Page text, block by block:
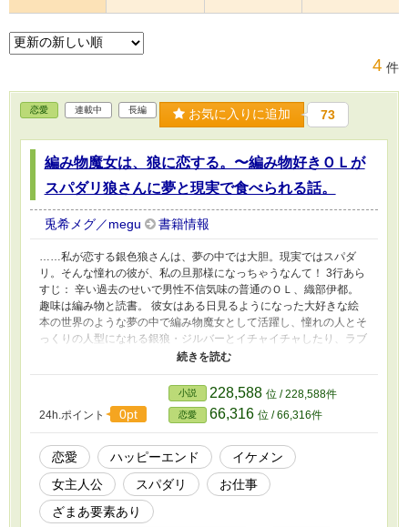
4 件
恋愛 連載中 長編 お気に入りに追加 73
編み物魔女は、狼に恋する。〜編み物好きＯＬが
スパダリ狼さんに夢と現実で食べられる話。
兎希メグ／megu 書籍情報
……私が恋する銀色狼さんは、夢の中では大胆。現実ではスパダ
リ。そんな憧れの彼が、私の旦那様になっちゃうなんて！ 3行あら
すじ： 辛い過去のせいで男性不信気味の普通のＯＬ、織部伊都。
趣味は編み物と読書。 彼女はある日見るようになった大好きな絵
本の世界のような夢の中で編み物魔女として活躍し、憧れの人とそ
っくりの人型になれる銀狼・ジルバーとイチャイチャしたり、ラブ
ラブする。可愛い子狼との触れ合いも。 現実はブラック企業ＯＬ
の編み物が認められブランド化したり……ついには憧れの人のお嫁
さんになるのであった。ざまあもあるよ。 詳細： ブラック企業で
日々精神をすり減らす普通のＯＬ、織部伊都（おりべ・いと）には
秘密がある。 大好きな絵本の魔法の呪文を歌いながら編み物する
事と、出入り業者の白銀理一（しろがね・りいち）に、ひっそりと
恋していること……。 白銀との関係悪化を恐れて「顔見知り」の
距離で、その姿を眺めていることに満足していた伊都だが……ある
日を境に、不思議な夢を見るようになった。 大好きな絵本の世界
で魔女役を楽しんでいたら、命の恩人である銀狼、ジルバーの変身
24h.ポイント 0pt
小説 228,588 位 / 228,588件
恋愛 66,316 位 / 66,316件
恋愛 ハッピーエンド
イケメン
女主人公
スパダリ
お仕事
ざまあ要素あり